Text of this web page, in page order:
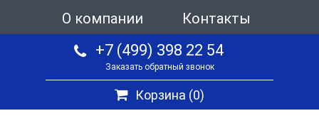
О компании
Контакты
+7 (499) 398 22 54
Заказать обратный звонок
Корзина (0)